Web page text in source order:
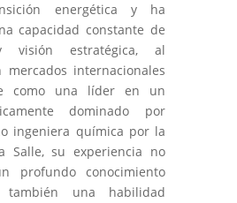
energética y ha
capacidad constante de
visión estratégica, al
mercados internacionales
como una líder en un
dominado por
ingeniera química por la
Salle, su experiencia no
profundo conocimiento
también una habilidad